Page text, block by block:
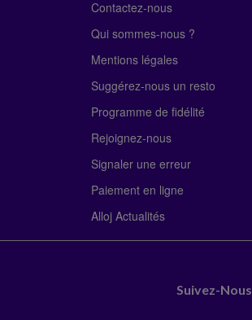
Contactez-nous
Qui sommes-nous ?
Mentions légales
Suggérez-nous un resto
Programme de fidélité
Rejoignez-nous
Signaler une erreur
Paiement en ligne
Alloj Actualités
Suivez-Nous